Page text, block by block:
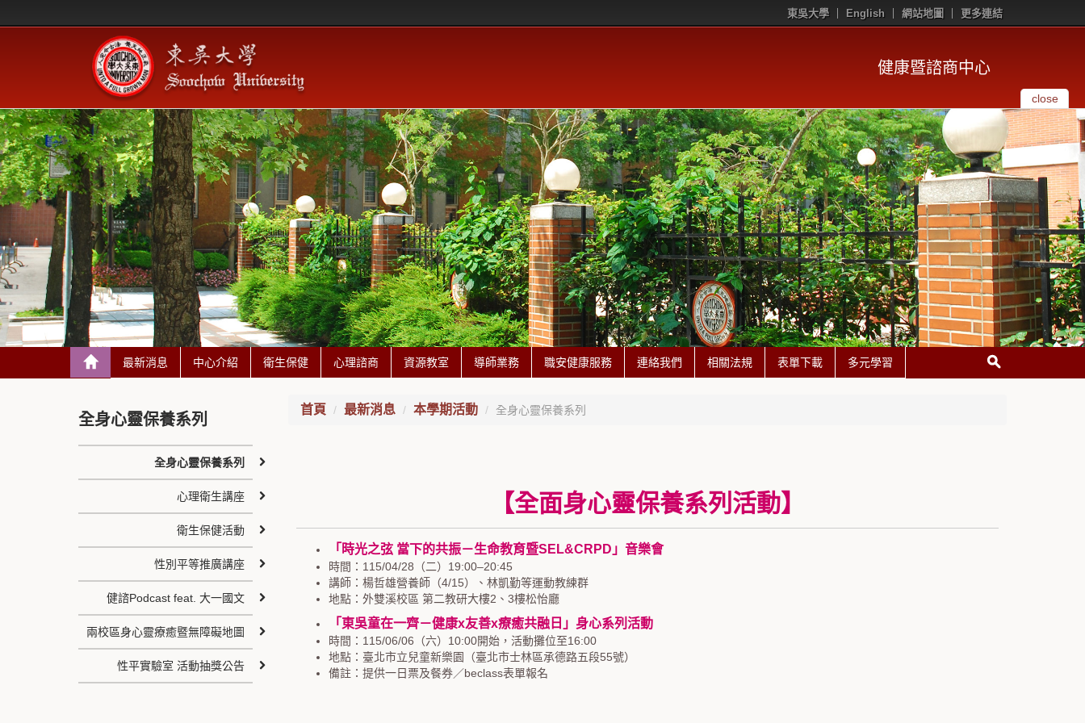
東吳大學 English 網站地圖 更多連結
健康暨諮商中心
close
最新消息 中心介紹 衛生保健 心理諮商 資源教室 導師業務 職安健康服務 連絡我們 相關法規 表單下載 多元學習
首頁 最新消息 本學期活動 全身心靈保養系列
【全面身心靈保養系列活動】
「時光之弦 當下的共振－生命教育暨SEL&CRPD」音樂會
時間：115/04/28（二）19:00–20:45
講師：楊哲雄營養師（4/15）、林凱勤等運動教練群
地點：外雙溪校區 第二教研大樓2、3樓松怡廳
「東吳童在一齊－健康x友善x療癒共融日」身心系列活動
時間：115/06/06（六）10:00開始，活動攤位至16:00
地點：臺北市立兒童新樂園（臺北市士林區承德路五段55號）
備註：提供一日票及餐券／beclass表單報名
全身心靈保養系列
全身心靈保養系列
心理衛生講座
衛生保健活動
性別平等推廣講座
健諮Podcast feat. 大一國文
兩校區身心靈療癒暨無障礙地圖
性平實驗室 活動抽獎公告